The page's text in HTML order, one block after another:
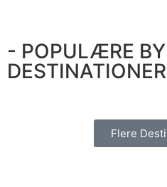
- POPULÆRE BY
Flere